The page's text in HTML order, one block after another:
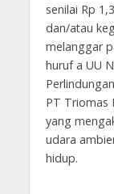
senilai Rp
dan/atau
melanggar
huruf a UU
PT Triomas
yang
udara
hidup.